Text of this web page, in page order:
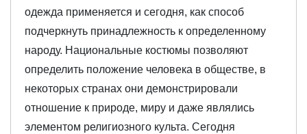
одежда применяется и сегодня, как способ
подчеркнуть принадлежность к определенному
народу. Национальные костюмы позволяют
определить положение человека в обществе, в
некоторых странах они демонстрировали
отношение к природе, миру и даже являлись
элементом религиозного культа. Сегодня